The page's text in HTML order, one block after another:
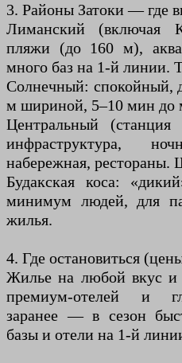
3. Районы Затоки — где
Лиманский (включая
пляжи (до 160 м),
много баз на 1-й линии.
Солнечный: спокойный,
м шириной, 5–10 мин до
Центральный (станция
инфраструктура,
набережная, рестораны.
Будакская коса:
минимум людей, для
жилья.
4. Где остановиться
Жилье на любой вкус и
премиум-отелей и
заранее — в сезон
базы и отели на 1-й